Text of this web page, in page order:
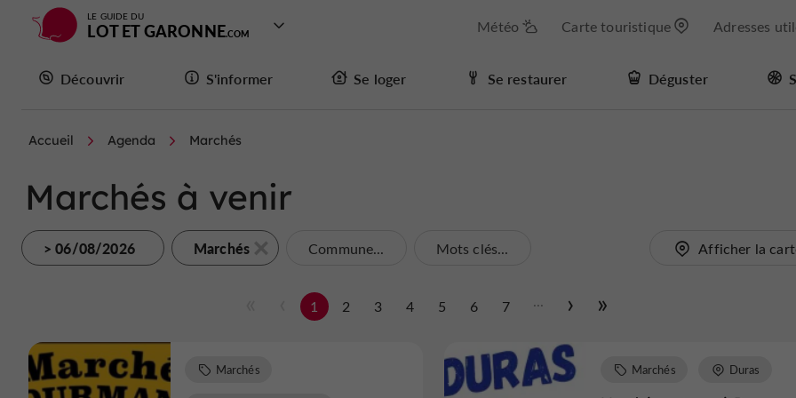
LE GUIDE DU
LOT ET GARONNE Météo Carte touristique Adresses
Découvrir S'informer Se loger Se restaurer Déguster
Accueil Agenda Marchés
Marchés à venir
> 06/08/2026 Marchés Commune... Mots clés... Afficher la
1 2 3 4 5 6 7 ...
Marchés Marchés Duras